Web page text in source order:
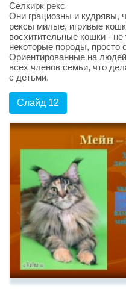
Селкирк рекс
Они грациозны и кудрявы,
рексы милые, игривые
восхитительные кошки -
некоторые породы, просто
Ориентированные на
всех членов семьи, что
с детьми.
Слайд 12